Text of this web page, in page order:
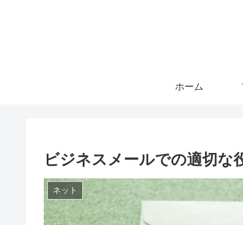
ホーム
ビジネスメールでの適切な
ネット